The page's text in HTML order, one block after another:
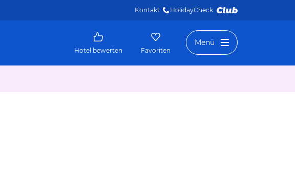
Kontakt HolidayCheck
Hotel bewerten Favoriten
Menü